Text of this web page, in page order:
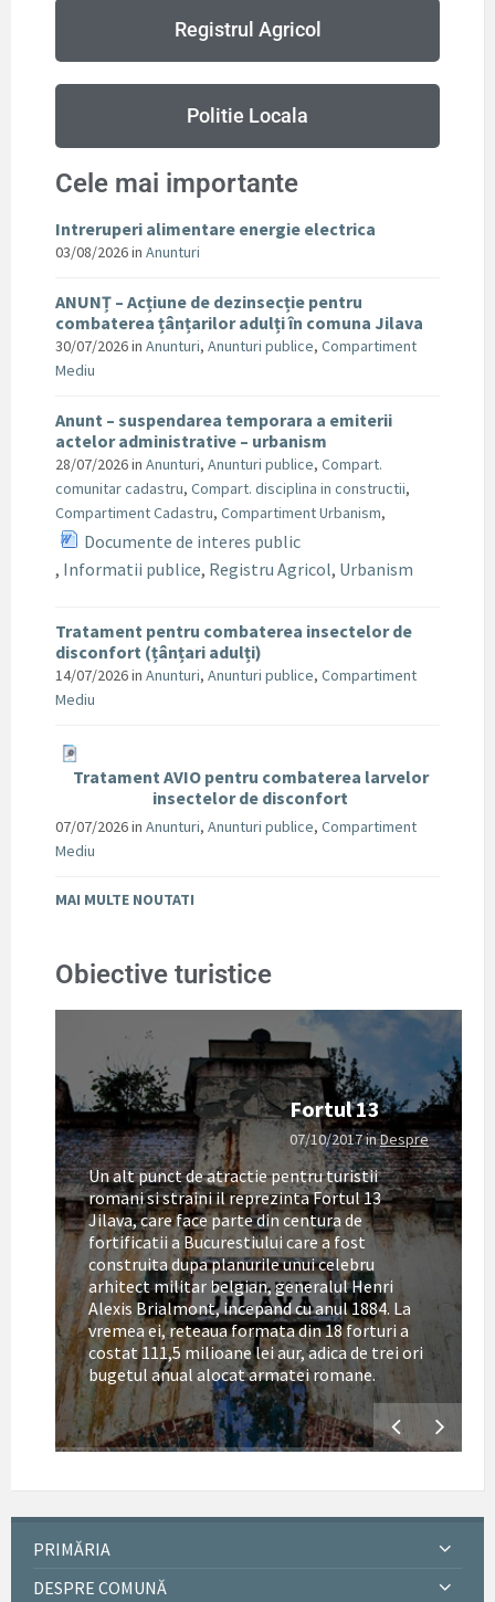
Registrul Agricol
Politie Locala
Cele mai importante
Intreruperi alimentare energie electrica
03/08/2026in Anunturi
ANUNȚ – Acțiune de dezinsecție pentru
combaterea țânțarilor adulți în comuna Jilava
30/07/2026in Anunturi, Anunturi publice, Compartiment
Mediu
Anunt – suspendarea temporara a emiterii
actelor administrative – urbanism
28/07/2026in Anunturi, Anunturi publice, Compart.
comunitar cadastru, Compart. disciplina in constructii,
Compartiment Cadastru, Compartiment Urbanism,
Documente de interes public
, Informatii publice, Registru Agricol, Urbanism
Tratament pentru combaterea insectelor de
disconfort (țânțari adulți)
14/07/2026in Anunturi, Anunturi publice, Compartiment
Mediu
Tratament AVIO pentru combaterea larvelor
insectelor de disconfort
07/07/2026in Anunturi, Anunturi publice, Compartiment
Mediu
MAI MULTE NOUTATI
Obiective turistice
Fortul 13
07/10/2017inDespre
Un alt punct de atractie pentru turistii
romani si straini il reprezinta Fortul 13
Jilava, care face parte din centura de
fortificatii a Bucurestiului care a fost
construita dupa planurile unui celebru
arhitect militar belgian, generalul Henri
Alexis Brialmont, incepand cu anul 1884. La
vremea ei, reteaua formata din 18 forturi a
costat 111,5 milioane lei aur, adica de trei ori
bugetul anual alocat armatei romane.
PRIMĂRIA
DESPRE COMUNĂ